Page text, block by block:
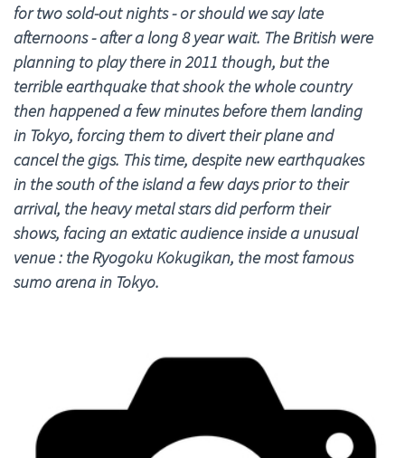
for two sold-out nights - or should we say late
afternoons - after a long 8 year wait. The British were
planning to play there in 2011 though, but the
terrible earthquake that shook the whole country
then happened a few minutes before them landing
in Tokyo, forcing them to divert their plane and
cancel the gigs. This time, despite new earthquakes
in the south of the island a few days prior to their
arrival, the heavy metal stars did perform their
shows, facing an extatic audience inside a unusual
venue : the Ryogoku Kokugikan, the most famous
sumo arena in Tokyo.